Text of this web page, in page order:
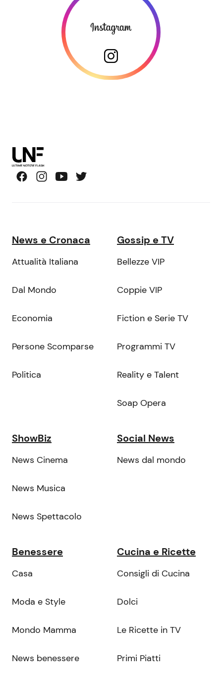
News e Cronaca
Attualità Italiana
Dal Mondo
Economia
Persone Scomparse
Politica
Gossip e TV
Bellezze VIP
Coppie VIP
Fiction e Serie TV
Programmi TV
Reality e Talent
Soap Opera
ShowBiz
News Cinema
News Musica
News Spettacolo
Social News
News dal mondo
Benessere
Casa
Moda e Style
Mondo Mamma
News benessere
Cucina e Ricette
Consigli di Cucina
Dolci
Le Ricette in TV
Primi Piatti